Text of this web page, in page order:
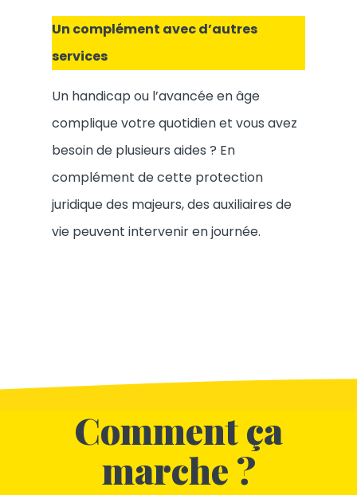
Un complément avec d’autres
services
Un handicap ou l’avancée en âge
complique votre quotidien et vous avez
besoin de plusieurs aides ? En
complément de cette protection
juridique des majeurs, des auxiliaires de
vie peuvent intervenir en journée.
Comment ça
marche ?